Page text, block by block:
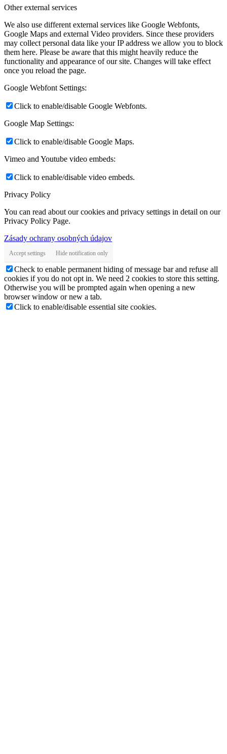
Other external services
We also use different external services like Google Webfonts,
Google Maps and external Video providers. Since these providers
may collect personal data like your IP address we allow you to block
them here. Please be aware that this might heavily reduce the
functionality and appearance of our site. Changes will take effect
once you reload the page.
Google Webfont Settings:
Click to enable/disable Google Webfonts.
Google Map Settings:
Click to enable/disable Google Maps.
Vimeo and Youtube video embeds:
Click to enable/disable video embeds.
Privacy Policy
You can read about our cookies and privacy settings in detail on our
Privacy Policy Page.
Zásady ochrany osobných údajov
Accept settings Hide notification only
Check to enable permanent hiding of message bar and refuse all
cookies if you do not opt in. We need 2 cookies to store this setting.
Otherwise you will be prompted again when opening a new
browser window or new a tab.
Click to enable/disable essential site cookies.